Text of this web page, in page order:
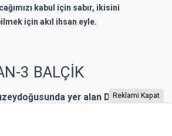
kabul için sabır, ikisini
için akıl ihsan eyle.
3 BALÇİK
yer alan Dobriç bir
Reklami Kapat